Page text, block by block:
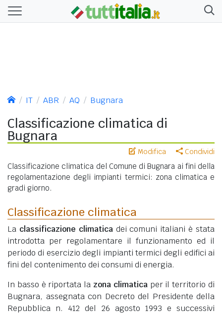
IT ABR AQ Bugnara
Classificazione climatica di
Bugnara
Modifica Condividi
Classificazione climatica del Comune di Bugnara ai fini della
regolamentazione degli impianti termici: zona climatica e
gradi giorno.
Classificazione climatica
La classificazione climaticadei comuni italiani è stata
introdotta per regolamentare il funzionamento ed il
periodo di esercizio degli impianti termici degli edifici ai
fini del contenimento dei consumi di energia.
In basso è riportata la zona climaticaper il territorio di
Bugnara, assegnata con Decreto del Presidente della
Repubblica n. 412 del 26 agosto 1993 e successivi